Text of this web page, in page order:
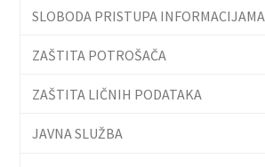
SLOBODA PRISTUPA INFORMACIJAMA
ZAŠTITA POTROŠAČA
ZAŠTITA LIČNIH PODATAKA
JAVNA SLUŽBA